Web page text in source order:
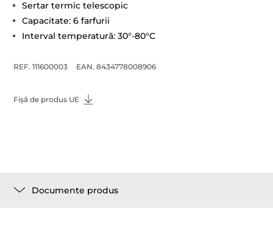
Sertar termic telescopic
Capacitate: 6 farfurii
Interval temperatură: 30°-80°C
REF. 111600003 EAN. 8434778008906
Fișă de produs UE
Documente produs